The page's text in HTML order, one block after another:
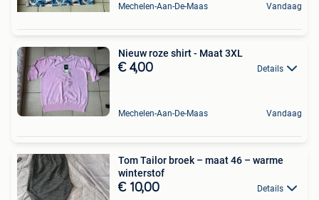
Mechelen-Aan-De-Maas Vandaag
Nieuw roze shirt - Maat 3XL
€ 4,00 Details
Mechelen-Aan-De-Maas Vandaag
Tom Tailor broek – maat 46 – warme
winterstof
€ 10,00 Details